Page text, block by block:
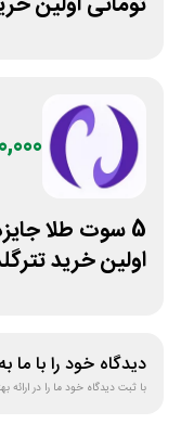
5 سوت طلا
اولین خرید
دیدگاه خود را با ما
با ثبت دیدگاه خود ما را در ارائه